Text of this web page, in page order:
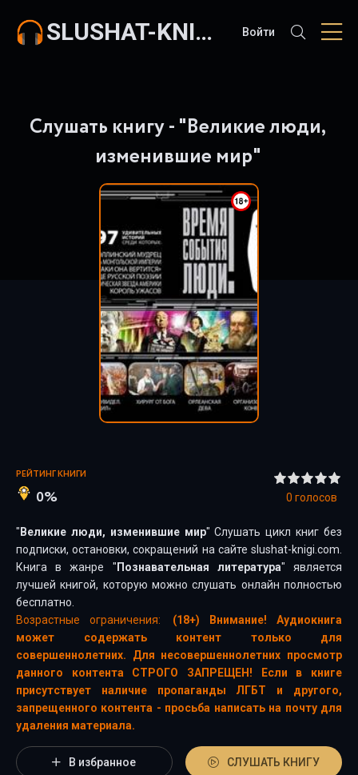
SLUSHAT-KNIGI.COM Войти
Слушать книгу - "Великие люди,
изменившие мир"
РЕЙТИНГ КНИГИ
0% 0 голосов
" Великие люди, изменившие мир" Слушать цикл книг без
подписки, остановки, сокращений на сайте slushat-knigi.com.
Книга в жанре " Познавательная литература" является
лучшей книгой, которую можно слушать онлайн полностью
бесплатно.
Возрастные ограничения:
(18+) Внимание! Аудиокнига
может содержать контент только для
совершеннолетних. Для несовершеннолетних просмотр
данного контента СТРОГО ЗАПРЕЩЕН! Если в книге
присутствует наличие пропаганды ЛГБТ и другого,
запрещенного контента - просьба написать на почту для
удаления материала.
В избранное СЛУШАТЬ КНИГУ